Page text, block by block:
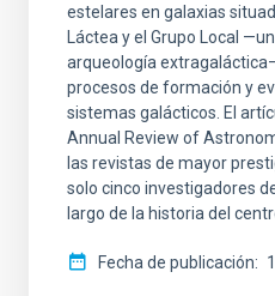
estelares en galaxias
Láctea y el Grupo Local
arqueología
procesos de formación y
sistemas galácticos. El
Annual Review of
las revistas de mayor
solo cinco investigadores
largo de la historia del
Fecha de publicación